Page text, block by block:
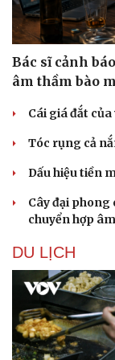
Những hương
ẩm thực
quốc tế
Gia Lai
Hội chợ Du
từ trước đến
Bảo tàng
khách kỷ lục